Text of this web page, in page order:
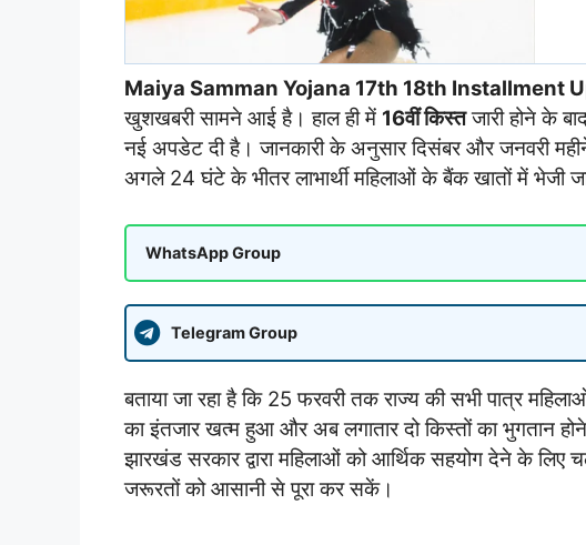
Maiya Samman Yojana 17th 18th Installment
खुशखबरी सामने आई है। हाल ही में 16वीं किस्तजारी होने के
नई अपडेट दी है। जानकारी के अनुसार दिसंबर और जनवरी
अगले 24 घंटे के भीतर लाभार्थी महिलाओं के बैंक खातों में भेजी
WhatsApp Group
Telegram Group
बताया जा रहा है कि 25 फरवरी तक राज्य की सभी पात्र
का इंतजार खत्म हुआ और अब लगातार दो किस्तों का भुगतान
झारखंड सरकार द्वारा महिलाओं को आर्थिक सहयोग देने के
जरूरतों को आसानी से पूरा कर सकें।